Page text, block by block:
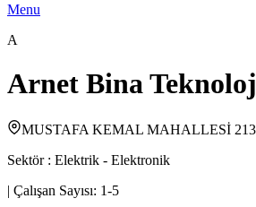
Menu
A
Arnet Bina
MUSTAFA KEMAL MAHALLESİ
Sektör : Elektrik - Elektronik
| Çalışan Sayısı: 1-5